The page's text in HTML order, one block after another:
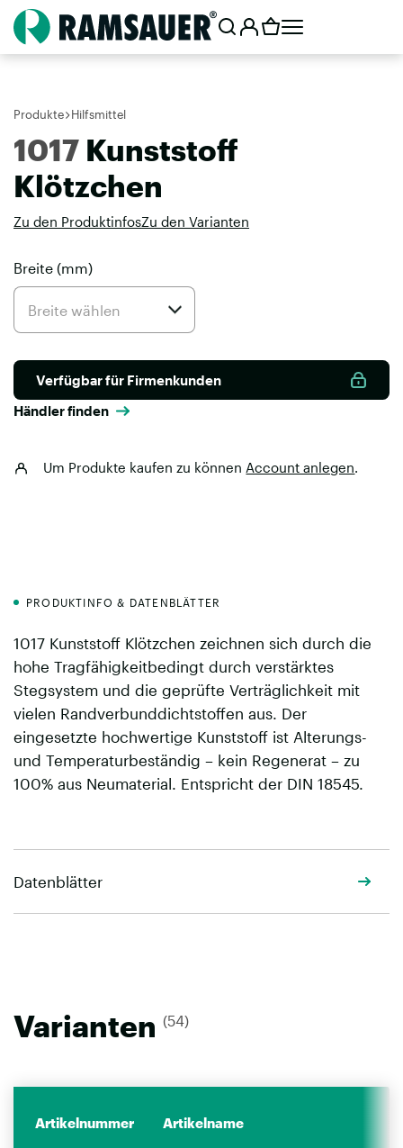
Produkte Hilfsmittel
1017 Kunststoff
Klötzchen
Zu den ProduktinfosZu den Varianten
Breite (mm)
Verfügbar für Firmenkunden
Händler finden
Um Produkte kaufen zu können Account anlegen.
PRODUKTINFO & DATENBLÄTTER
1017 Kunststoff Klötzchen zeichnen sich durch die
hohe Tragfähigkeitbedingt durch verstärktes
Stegsystem und die geprüfte Verträglichkeit mit
vielen Randverbunddichtstoffen aus. Der
eingesetzte hochwertige Kunststoff ist Alterungs-
und Temperaturbeständig – kein Regenerat – zu
100% aus Neumaterial. Entspricht der DIN 18545.
Datenblätter
Varianten (54)
Artikelnummer Artikelname